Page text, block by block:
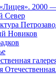
2000
Север
Новиков